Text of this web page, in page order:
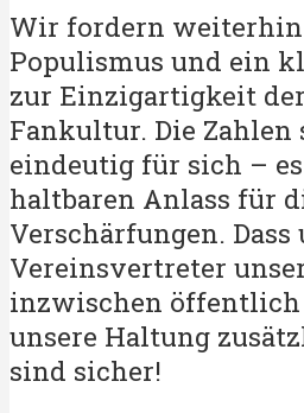
Wir fordern weiterhin
Populismus und ein
zur Einzigartigkeit
Fankultur. Die Zahlen
eindeutig für sich –
haltbaren Anlass für
Verschärfungen.
Vereinsvertreter
inzwischen
unsere Haltung
sind sicher!